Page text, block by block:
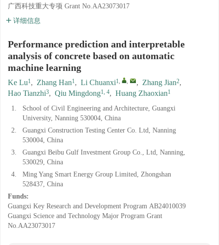
广西科技重大专项 Grant No.AA23073017
详细信息
Performance prediction and interpretable
analysis of concrete based on automatic
machine learning
Ke Lu1, Zhang Han1, Li Chuanxi1, , , Zhang Jian2,
Hao Tianzhi3, Qiu Mingdong1, 4, Huang Zhaoxian1
1.
School of Civil Engineering and Architecture, Guangxi
University, Nanning 530004, China
2.
Guangxi Construction Testing Center Co. Ltd, Nanning
530004, China
3.
Guangxi Beibu Gulf Investment Group Co., Ltd, Nanning,
530029, China
4.
Ming Yang Smart Energy Group Limited, Zhongshan
528437, China
Funds:
Guangxi Key Research and Development Program AB24010039
Guangxi Science and Technology Major Program Grant
No.AA23073017